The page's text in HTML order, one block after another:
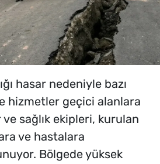
hasar nedeniyle bazı
hizmetler geçici alanlara
ve sağlık ekipleri, kurulan
ve hastalara
Bölgede yüksek